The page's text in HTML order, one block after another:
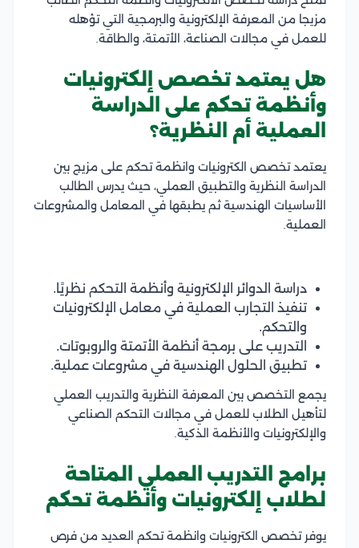
مزيجا من المعرفة الإلكترونية والبرمجية التي تؤهله
للعمل في مجالات الصناعة، الأتمتة، والطاقة.
هل يعتمد تخصص إلكترونيات
وأنظمة تحكم على الدراسة
العملية أم النظرية؟
يعتمد تخصص الكترونيات وانظمة تحكم على مزيج بين
الدراسة النظرية والتطبيق العملي، حيث يدرس الطالب
الأساسيات الهندسية ثم يطبقها في المعامل والمشروعات
العملية.
دراسة الدوائر الإلكترونية وأنظمة التحكم نظريًا.
تنفيذ التجارب العملية في معامل الإلكترونيات
والتحكم.
التدريب على برمجة أنظمة الأتمتة والروبوتات.
تطبيق الحلول الهندسية في مشروعات عملية.
يجمع التخصص بين المعرفة النظرية والتدريب العملي
لتأهيل الطلاب للعمل في مجالات التحكم الصناعي
والإلكترونيات والأنظمة الذكية.
برامج التدريب العملي المتاحة
لطلاب إلكترونيات وأنظمة تحكم
يوفر تخصص الكترونيات وانظمة تحكم العديد من فرص